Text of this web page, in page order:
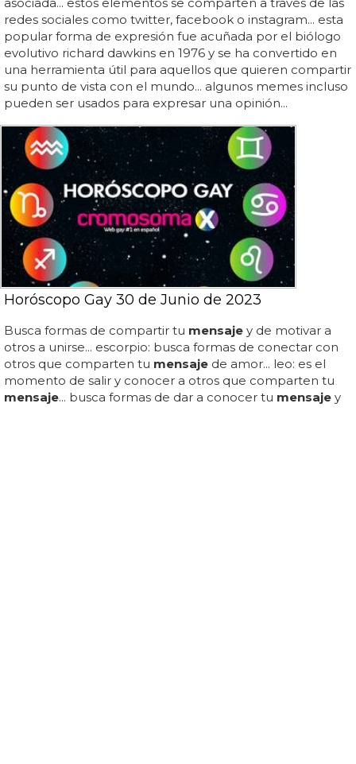
asociada... estos elementos se comparten a través de las
redes sociales como twitter, facebook o instagram... esta
popular forma de expresión fue acuñada por el biólogo
evolutivo richard dawkins en 1976 y se ha convertido en
una herramienta útil para aquellos que quieren compartir
su punto de vista con el mundo... algunos memes incluso
pueden ser usados para expresar una opinión...
Horóscopo Gay 30 de Junio de 2023
Busca formas de compartir tu mensaje y de motivar a
otros a unirse... escorpio: busca formas de conectar con
otros que comparten tu mensaje de amor... leo: es el
momento de salir y conocer a otros que comparten tu
mensaje... busca formas de dar a conocer tu mensaje y